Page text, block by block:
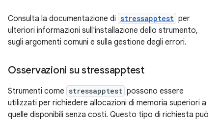
Consulta la documentazione di stressapptest per
ulteriori informazioni sull'installazione dello strumento,
sugli argomenti comuni e sulla gestione degli errori.
Osservazioni su stressapptest
Strumenti come stressapptest possono essere
utilizzati per richiedere allocazioni di memoria superiori a
quelle disponibili senza costi. Questo tipo di richiesta può